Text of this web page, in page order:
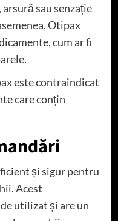
sau senzație
Otipax
cum ar fi
este contraindicat
care conțin
și sigur pentru
Acest
utilizat și are un